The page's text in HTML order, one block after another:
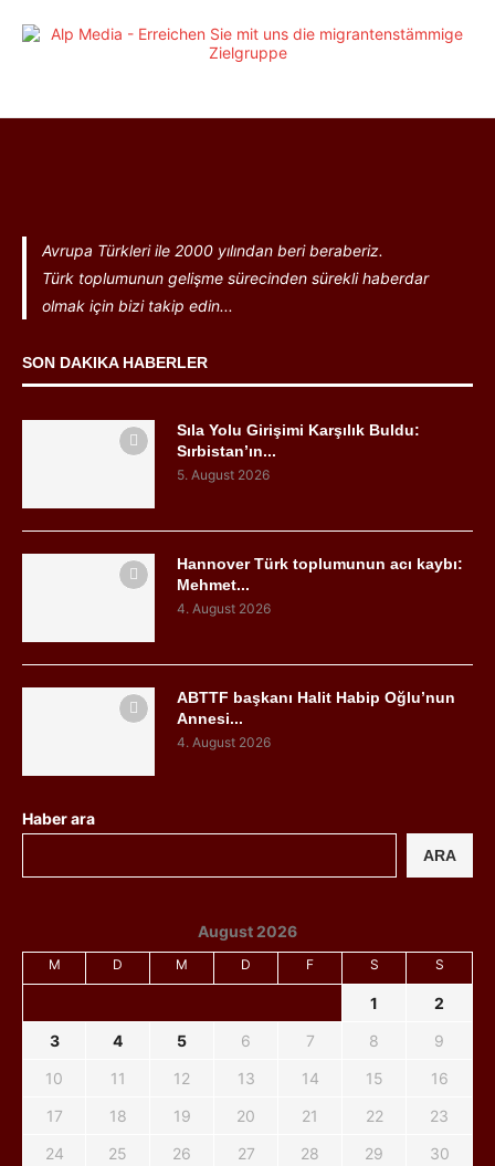
Avrupa Türkleri ile 2000 yılından beri beraberiz.
Türk toplumunun gelişme sürecinden sürekli haberdar
olmak için bizi takip edin...
SON DAKIKA HABERLER
Sıla Yolu Girişimi Karşılık Buldu:
Sırbistan’ın...
5. August 2026
Hannover Türk toplumunun acı kaybı:
Mehmet...
4. August 2026
ABTTF başkanı Halit Habip Oğlu’nun
Annesi...
4. August 2026
Haber ara
ARA
August 2026
M D M D F S S
1
2
3
4 5 6 7 8
9
10
11 12 13 14 15
16
17
18 19 20 21 22
23
24
25 26 27 28 29 30